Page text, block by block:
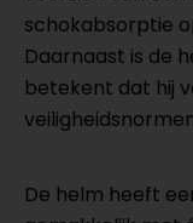
schokabsorptie
Daarnaast is de
betekent dat hij
De helm heeft